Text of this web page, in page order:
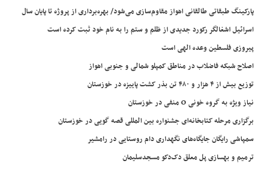
پارکینگ طبقاتی طالقانی اهواز مقاوم‌سازی می‌شود/ بهره‌برداری از پروژه تا پایان سال
اسرائیل اشغالگر رکورد جدیدی از ظلم و ستم را به نام خود ثبت کرده است
پیروزی فلسطین وعده الهی است
اصلاح شبکه فاضلاب در مناطق کمپلو شمالی و جنوبی اهواز
توزیع بیش از ۴ هزار و ۴۸۰ تن بذر کشت پاییزه در خوزستان
نیاز ویژه به گروه خونی O منفی در خوزستان
برگزاری مرحله کتابخانه‌ای جشنواره بین المللی قصه گویی در خوزستان
سمپاشی رایگان جایگاه‌های نگهداری دام روستایی در رامشیر
ترمیم و بهسازی پل معلق دک‌دکو مسجدسلیمان